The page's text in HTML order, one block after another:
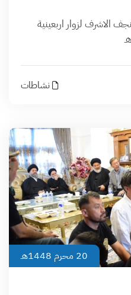
الاشرف لزوار اربعينية
نشاطات
20 محرم 1448هـ